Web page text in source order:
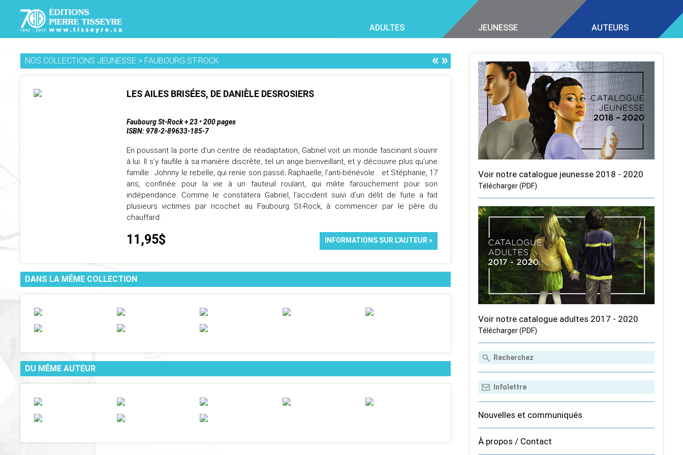
ADULTES JEUNESSE AUTEURS
NOS COLLECTIONS JEUNESSE > FAUBOURG ST-ROCK «»
LES AILES BRISÉES, DE DANIÈLE DESROSIERS
Faubourg St-Rock + 23 • 200 pages
ISBN: 978-2-89633-185-7
En poussant la porte d’un centre de réadaptation, Gabriel voit un monde fascinant s’ouvrir
à lui. Il s’y faufile à sa manière discrète, tel un ange bienveillant, et y découvre plus qu’une
famille : Johnny le rebelle, qui renie son passé; Raphaëlle, l’anti-bénévole… et Stéphanie, 17
ans, confinée pour la vie à un fauteuil roulant, qui milite farouchement pour son
indépendance. Comme le constatera Gabriel, l’accident suivi d’un délit de fuite a fait
plusieurs victimes par ricochet au Faubourg St-Rock, à commencer par le père du
chauffard.
11,95$ INFORMATIONS SUR L'AUTEUR »
DANS LA MÊME COLLECTION
DU MÊME AUTEUR
Voir notre catalogue jeunesse 2018 - 2020
Télécharger (PDF)
Voir notre catalogue adultes 2017 - 2020
Télécharger (PDF)
Nouvelles et communiqués
À propos / Contact